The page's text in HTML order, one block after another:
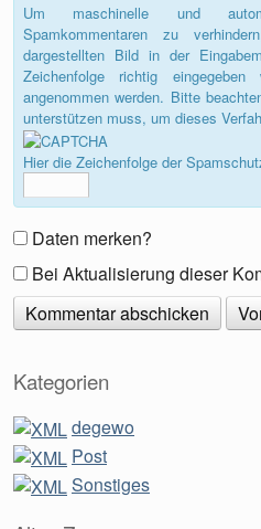
Um maschinelle und
Spamkommentaren zu
dargestellten Bild in der
Zeichenfolge richtig
angenommen werden. Bitte
unterstützen muss, um dieses
Hier die Zeichenfolge der
Daten merken?
Bei Aktualisierung dieser
Kategorien
degewo
Post
Sonstiges